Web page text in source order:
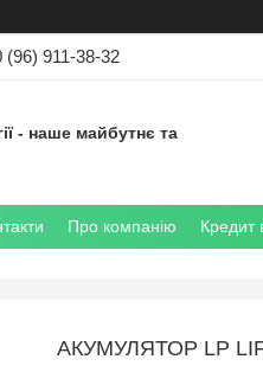
(96) 911-38-32
- наше майбутнє та
Про компанію
АКУМУЛЯТОР LP